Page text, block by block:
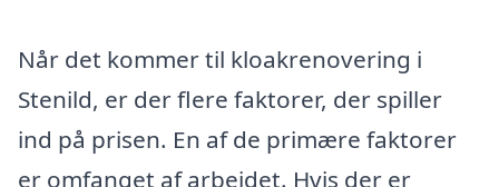
Når det kommer til kloakrenovering i
Stenild, er der flere faktorer, der spiller
ind på prisen. En af de primære faktorer
er omfanget af arbejdet. Hvis der er